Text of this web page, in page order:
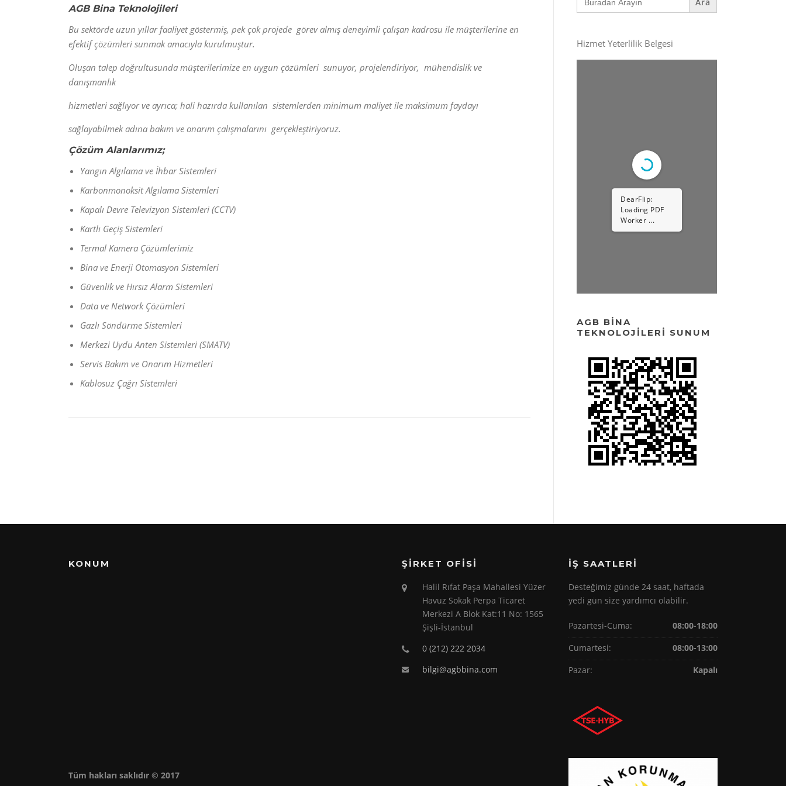
AGB Bina Teknolojileri
Bu sektörde uzun yıllar faaliyet göstermiş, pekçok projede görevalmış deneyimli çalışan kadrosu ile müşterilerine en
efektif çözümleri sunmak amacıyla kurulmuştur.
Oluşan talep doğrultusunda müşterilerimize en uygun çözümleri sunuyor, projelendiriyor, mühendislikve
danışmanlık
hizmetleri sağlıyorve ayrıca; hali hazırda kullanılan sistemlerden minimum maliyet ile maksimum faydayı
sağlayabilmekadına bakım ve onarım çalışmalarını gerçekleştiriyoruz.
Çözüm Alanlarımız;
Yangın Algılama ve İhbar Sistemleri
Karbonmonoksit Algılama Sistemleri
Kapalı Devre Televizyon Sistemleri (CCTV)
Kartlı Geçiş Sistemleri
Termal Kamera Çözümlerimiz
Bina ve Enerji Otomasyon Sistemleri
Güvenlikve Hırsız Alarm Sistemleri
Data ve Network Çözümleri
Gazlı Söndürme Sistemleri
Merkezi Uydu Anten Sistemleri (SMATV)
Servis Bakım ve Onarım Hizmetleri
Kablosuz Çağrı Sistemleri
for:
Hizmet Yeterlilik Belgesi
DearFlip:
Loading PDF
Worker ...
AGB BINA
TEKNOLOJILERI SUNUM
KONUM
Tüm hakları saklıdır © 2017
ŞIRKET OFISI
Halil Rıfat Paşa Mahallesi Yüzer
Havuz Sokak Perpa Ticaret
Merkezi A Blok Kat:11 No: 1565
Şişli-İstanbul
0 (212) 222 2034
bilgi@agbbina.com
İŞ SAATLERI
Desteğimiz günde 24 saat, haftada
yedi gün size yardımcı olabilir.
Pazartesi-Cuma:
08:00-18:00
Cumartesi:
08:00-13:00
Pazar:
Kapalı